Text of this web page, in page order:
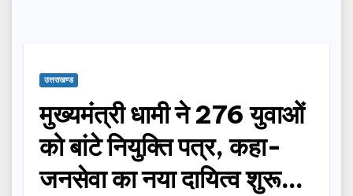
उत्तराखण्ड
मुख्यमंत्री धामी ने 276 युवाओं
को बांटे नियुक्ति पत्र, कहा-
जनसेवा का नया दायित्व शुरू…